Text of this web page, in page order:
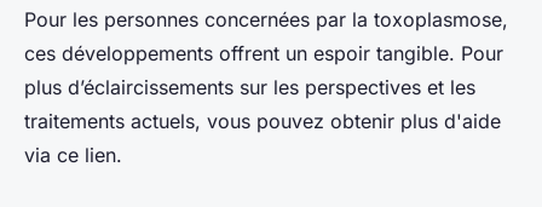
Pour les personnes concernées par la toxoplasmose,
ces développements offrent un espoir tangible. Pour
plus d’éclaircissements sur les perspectives et les
traitements actuels, vous pouvez obtenir plus d'aide
via ce lien.